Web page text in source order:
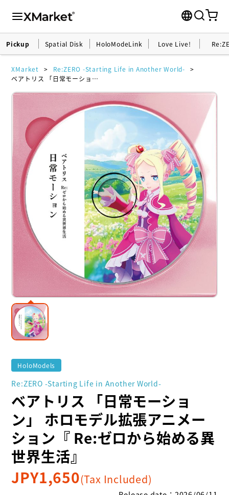
Pickup Spatial Disk HoloModeLink Love Live!
XMarket
Re:ZERO -Starting Life in Another World-
ベアトリス 「日常モーション」 ホロモデル拡張アニメーション『 Re:ゼロから始める異世界生活』
HoloModels
Re:ZERO -Starting Life in Another World-
ベアトリス 「日常モーショ
ン」 ホロモデル拡張アニメー
ション『 Re:ゼロから始める異
世界生活』
JPY1,650(Tax Included)